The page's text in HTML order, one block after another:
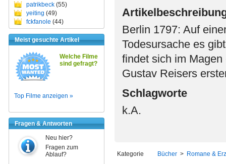
patrikbeck (55)
yeiting (49)
fckfanole (44)
Meist gesuchte Artikel
Welche Filme
sind gefragt?
Top Filme anzeigen »
Fragen & Antworten
Neu hier?
Fragen zum
Ablauf?
Berlin 1797: Auf
Todesursache es
findet sich im
Gustav Reisers
Schlagworte
k.A.
Kategorie Bücher > Romane &